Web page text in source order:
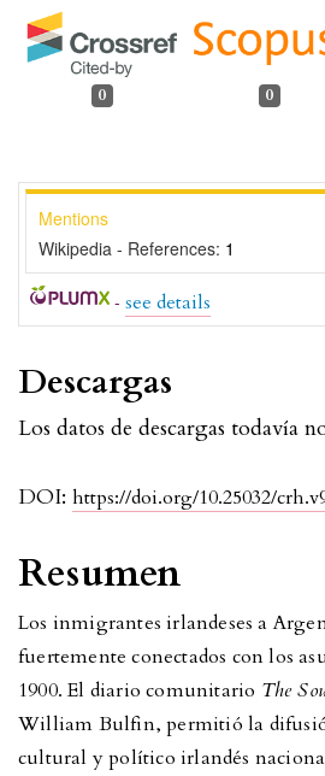
DOI: https://doi.org/10.25032/
0 0
Mentions
Wikipedia - References: 1
- see details
Resumen
Los inmigrantes irlandeses a
fuertemente conectados con los
1900. El diario comunitario The
William Bulfin, permitió la
cultural y político irlandés
Descargas
Los datos de descargas todavía